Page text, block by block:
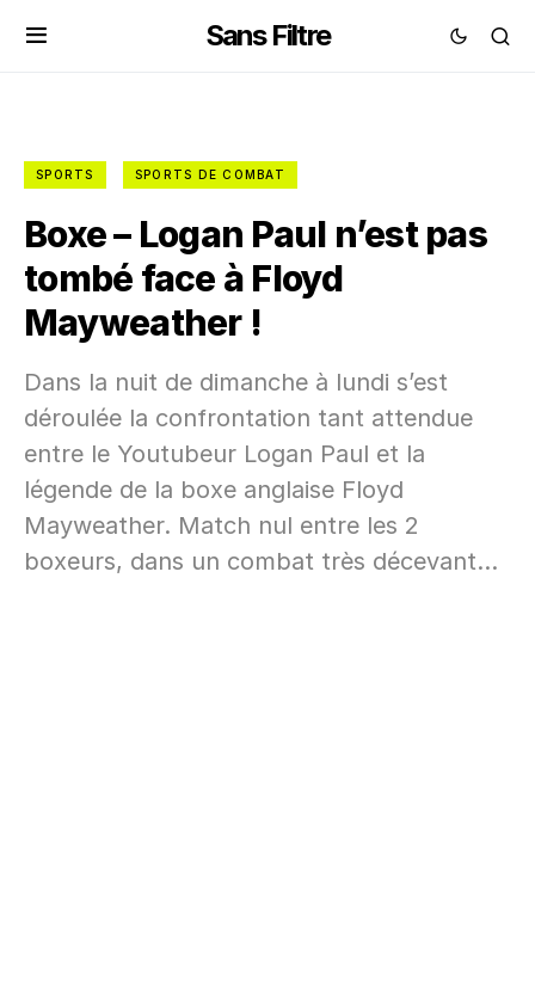
Sans Filtre
SPORTS SPORTS DE COMBAT
Boxe – Logan Paul n’est pas
tombé face à Floyd
Mayweather !
Dans la nuit de dimanche à lundi s’est
déroulée la confrontation tant attendue
entre le Youtubeur Logan Paul et la
légende de la boxe anglaise Floyd
Mayweather. Match nul entre les 2
boxeurs, dans un combat très décevant…